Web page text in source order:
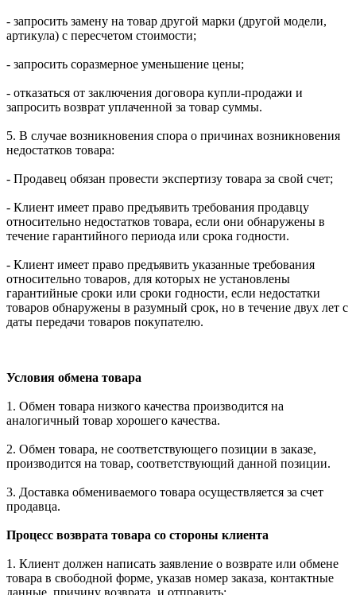
- запросить замену на товар другой марки (другой модели,
артикула) с пересчетом стоимости;
- запросить соразмерное уменьшение цены;
- отказаться от заключения договора купли-продажи и
запросить возврат уплаченной за товар суммы.
5. В случае возникновения спора о причинах возникновения
недостатков товара:
- Продавец обязан провести экспертизу товара за свой счет;
- Клиент имеет право предъявить требования продавцу
относительно недостатков товара, если они обнаружены в
течение гарантийного периода или срока годности.
- Клиент имеет право предъявить указанные требования
относительно товаров, для которых не установлены
гарантийные сроки или сроки годности, если недостатки
товаров обнаружены в разумный срок, но в течение двух лет с
даты передачи товаров покупателю.
Условия обмена товара
1. Обмен товара низкого качества производится на
аналогичный товар хорошего качества.
2. Обмен товара, не соответствующего позиции в заказе,
производится на товар, соответствующий данной позиции.
3. Доставка обмениваемого товара осуществляется за счет
продавца.
Процесс возврата товара со стороны клиента
1. Клиент должен написать заявление о возврате или обмене
товара в свободной форме, указав номер заказа, контактные
данные, причину возврата, и отправить: